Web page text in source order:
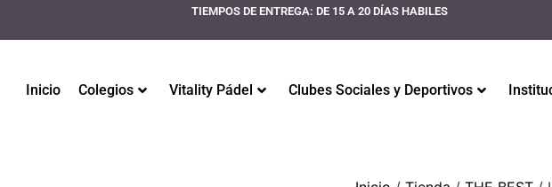
TIEMPOS DE ENTREGA: DE 15 A 20 DÍAS HABILES
Inicio Colegios Vitality Pádel Clubes Sociales y Deportivos